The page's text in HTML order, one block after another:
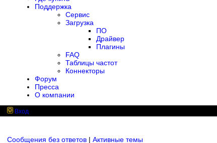
Поддержка
Сервис
Загрузка
ПО
Драйвер
Плагины
FAQ
Таблицы частот
Коннекторы
Форум
Пресса
О компании
Вход
Сообщения без ответов | Активные темы